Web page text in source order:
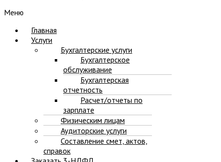
Меню
Главная
Услуги
Бухгалтерские услуги
Бухгалтерское
обслуживание
Бухгалтерская
отчетность
Расчет/отчеты по
зарплате
Физическим лицам
Аудиторские услуги
Составление смет, актов,
справок